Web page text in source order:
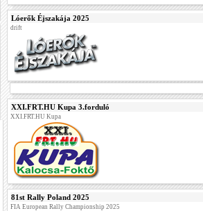
Lóerők Éjszakája 2025
drift
XXI.FRT.HU Kupa 3.forduló
XXI.FRT.HU Kupa
81st Rally Poland 2025
FIA European Rally Championship 2025